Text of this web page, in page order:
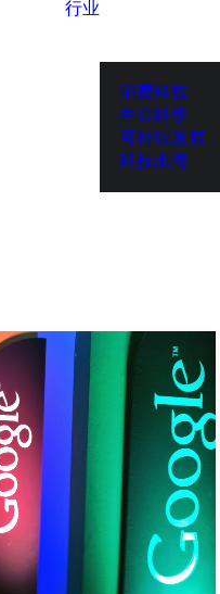
行业
消费科技
生命科学
可持续发展
科技出海